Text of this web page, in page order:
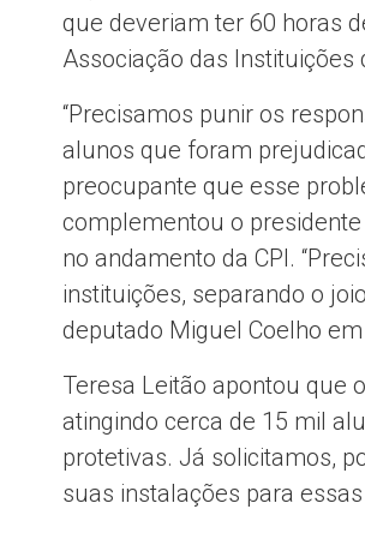
que deveriam ter 60 horas
Associação das Instituições
“Precisamos punir os
alunos que foram
preocupante que esse
complementou o
no andamento da CPI.
instituições, separando o
deputado Miguel Coelho
Teresa Leitão apontou que
atingindo cerca de 15 mil
protetivas. Já solicitamos,
suas instalações para